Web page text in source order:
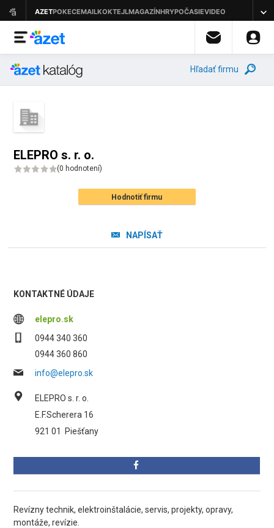
Hľadať firmu
ELEPRO s. r. o.
(0 hodnotení)
Hodnotiť firmu
NAPÍSAŤ
KONTAKTNÉ ÚDAJE
elepro.sk
0944 340 360
0944 360 860
info@elepro.sk
ELEPRO s. r. o.
E.F.Scherera 16
921 01
Piešťany
Revízny technik, elektroinštalácie, servis, projekty, opravy,
montáže, revízie.